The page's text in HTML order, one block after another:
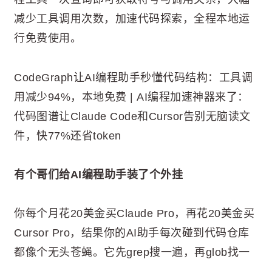
减少工具调用次数，加速代码探索，全程本地运
行免费使用。
CodeGraph让AI编程助手秒懂代码结构：工具调
用减少94%，本地免费 | AI编程加速神器来了：
代码图谱让Claude Code和Cursor告别无脑读文
件，快77%还省token
有个哥们给AI编程助手装了个外挂
你每个月花20美金买Claude Pro，再花20美金买
Cursor Pro，结果你的AI助手每次碰到代码仓库
都像个无头苍蝇。它先grep搜一遍，再glob找一